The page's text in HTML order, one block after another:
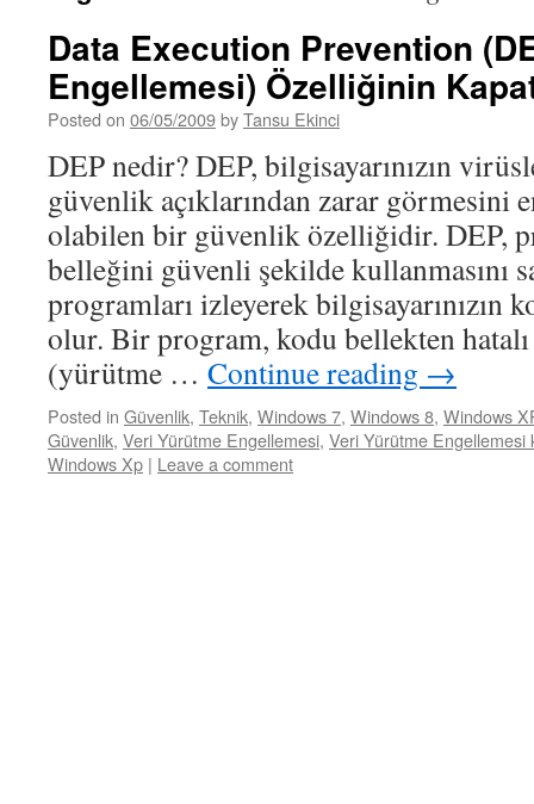
Data Execution Prevention
Engellemesi) Özelliğinin
Posted on 06/05/2009byTansu Ekinci
DEP nedir? DEP, bilgisayarınızın
güvenlik açıklarından zarar görmesini
olabilen bir güvenlik özelliğidir. DEP,
belleğini güvenli şekilde kullanmasını
programları izleyerek bilgisayarınızın
olur. Bir program, kodu bellekten hatalı
(yürütme … Continue reading →
Posted in Güvenlik, Teknik, Windows 7, Windows 8, Windows
Güvenlik, Veri Yürütme Engellemesi, Veri Yürütme Engellemesi
Windows Xp | Leave a comment